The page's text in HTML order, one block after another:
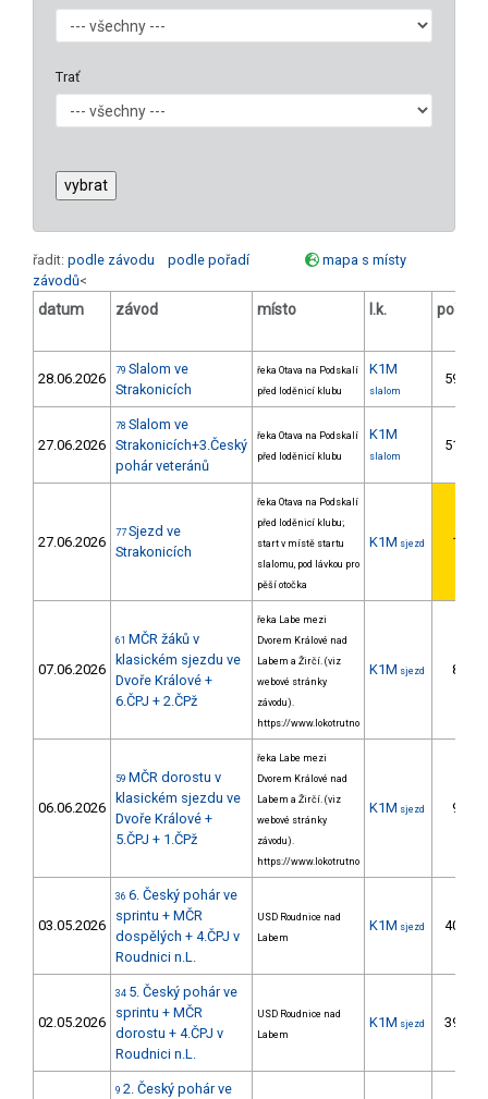
Trať
řadit: podle závodu podle pořadí
mapa s místy
závodů<
datum závod místo l.k. poř.
28.06.2026 79 Slalom ve
Strakonicích
řeka Otava na Podskalí
před loděnicí klubu
K1M
slalom
59.
27.06.2026
78 Slalom ve
Strakonicích+3.Český
pohár veteránů
řeka Otava na Podskalí
před loděnicí klubu
K1M
slalom
51.
27.06.2026
77 Sjezd ve
Strakonicích
řeka Otava na Podskalí
před loděnicí klubu;
start v místě startu
slalomu, pod lávkou pro
pěší otočka
K1M sjezd 1.
07.06.2026
61 MČR žáků v
klasickém sjezdu ve
Dvoře Králové +
6.ČPJ + 2.ČPž
řeka Labe mezi
Dvorem Králové nad
Labem a Žirčí. (viz
webové stránky
závodu).
https://www.lokotrutno
K1M sjezd 8.
06.06.2026
59 MČR dorostu v
klasickém sjezdu ve
Dvoře Králové +
5.ČPJ + 1.ČPž
řeka Labe mezi
Dvorem Králové nad
Labem a Žirčí. (viz
webové stránky
závodu).
https://www.lokotrutno
K1M sjezd 9.
03.05.2026
36 6. Český pohár ve
sprintu + MČR
dospělých + 4.ČPJ v
Roudnici n.L.
USD Roudnice nad
Labem
K1M sjezd 40.
02.05.2026
34 5. Český pohár ve
sprintu + MČR
dorostu + 4.ČPJ v
Roudnici n.L.
USD Roudnice nad
Labem
K1M sjezd 39.
9 2. Český pohár ve